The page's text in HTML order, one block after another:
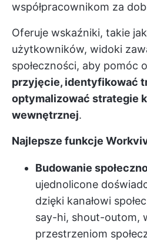
współpracownikom za
Oferuje wskaźniki, takie
użytkowników, widoki
społeczności, aby pomóc
przyjęcie, identyfikować
optymalizować strategie
wewnętrznej.
Najlepsze funkcje
Budowanie
ujednolicone
dzięki kanałowi
say-hi, shout-outom,
przestrzeniom